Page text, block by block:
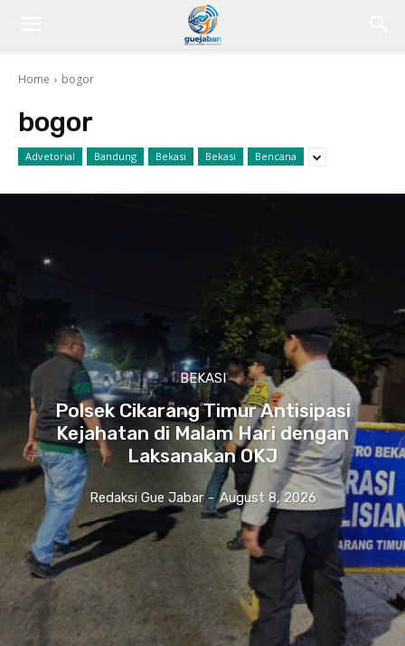
Home bogor
bogor
Advetorial Bandung Bekasi Bekasi Bencana
BEKASI
Polsek Cikarang Timur Antisipasi
Kejahatan di Malam Hari dengan
Laksanakan OKJ
Redaksi Gue Jabar - August 8, 2026